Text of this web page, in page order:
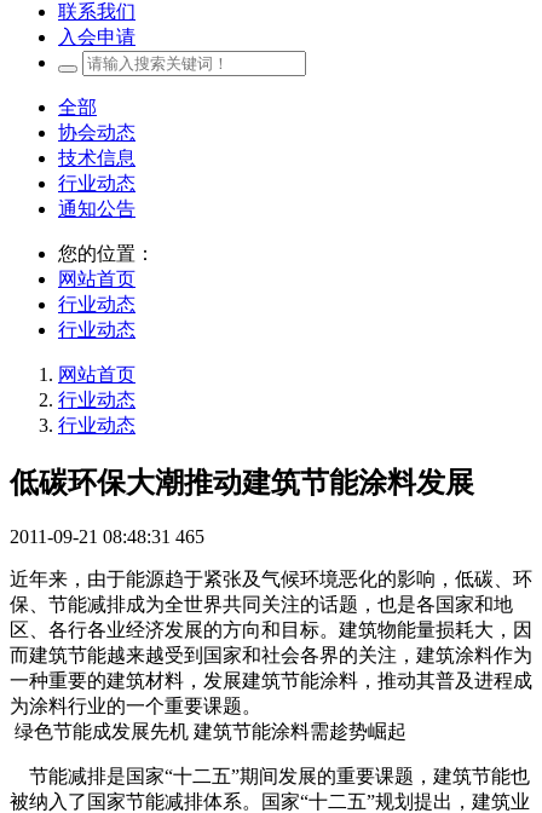
联系我们
入会申请
全部
协会动态
技术信息
行业动态
通知公告
您的位置：
网站首页
行业动态
行业动态
网站首页
行业动态
行业动态
低碳环保大潮推动建筑节能涂料发展
2011-09-21 08:48:31 465
近年来，由于能源趋于紧张及气候环境恶化的影响，低碳、环
保、节能减排成为全世界共同关注的话题，也是各国家和地
区、各行各业经济发展的方向和目标。建筑物能量损耗大，因
而建筑节能越来越受到国家和社会各界的关注，建筑涂料作为
一种重要的建筑材料，发展建筑节能涂料，推动其普及进程成
为涂料行业的一个重要课题。
绿色节能成发展先机 建筑节能涂料需趁势崛起
节能减排是国家“十二五”期间发展的重要课题，建筑节能也
被纳入了国家节能减排体系。国家“十二五”规划提出，建筑业